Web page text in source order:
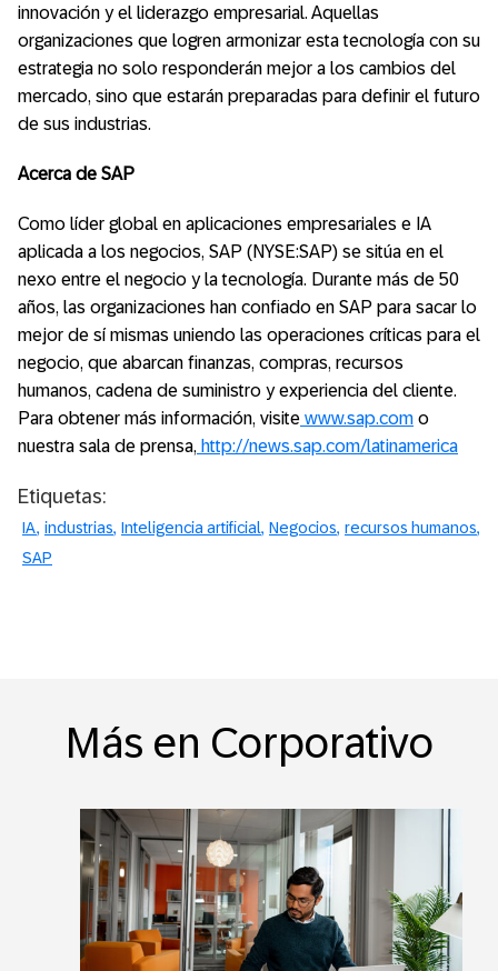
innovación y el liderazgo empresarial. Aquellas
organizaciones que logren armonizar esta tecnología con su
estrategia no solo responderán mejor a los cambios del
mercado, sino que estarán preparadas para definir el futuro
de sus industrias.
Acerca de SAP
Como líder global en aplicaciones empresariales e IA
aplicada a los negocios, SAP (NYSE:SAP) se sitúa en el
nexo entre el negocio y la tecnología. Durante más de 50
años, las organizaciones han confiado en SAP para sacar lo
mejor de sí mismas uniendo las operaciones críticas para el
negocio, que abarcan finanzas, compras, recursos
humanos, cadena de suministro y experiencia del cliente.
Para obtener más información, visite www.sap.com o
nuestra sala de prensa, http://news.sap.com/latinamerica
Etiquetas:
IA industrias Inteligencia artificial Negocios recursos humanos
SAP
Más en Corporativo